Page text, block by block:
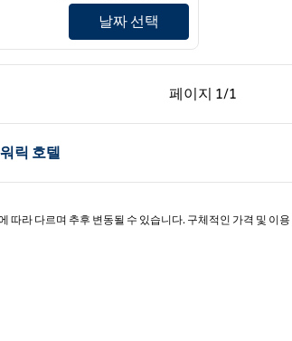
이 힐튼의 호텔 정보 보기
날짜 선택
페이지 1/1
이전 페이지, 1/1
페이지 1/1
릭 호텔
따라 다르며 추후 변동될 수 있습니다. 구체적인 가격 및 이